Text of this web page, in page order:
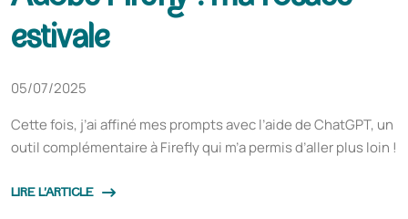
estivale
05/07/2025
Cette fois, j’ai affiné mes prompts avec l’aide de ChatGPT, un
outil complémentaire à Firefly qui m’a permis d’aller plus loin !
LIRE L'ARTICLE